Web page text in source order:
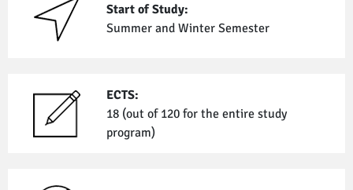
Start of Study:
Summer and Winter Semester
ECTS:
18 (out of 120 for the entire study
program)